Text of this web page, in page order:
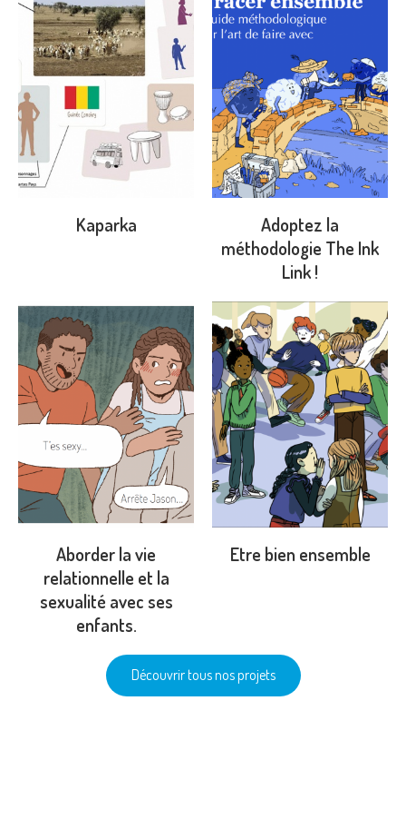
Kaparka
Adoptez la
méthodologie The Ink
Link !
Aborder la vie
relationnelle et la
sexualité avec ses
enfants.
Etre bien ensemble
Découvrir tous nos projets